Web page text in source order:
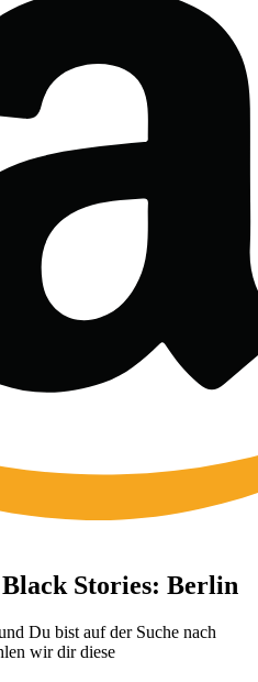
Stories: Berlin
Du bist auf der Suche nach
wir dir diese